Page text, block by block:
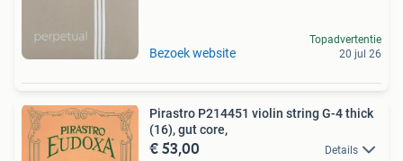
Bezoek website
Topadvertentie
20 jul 26
Pirastro P214451 violin string G-4 thick
(16), gut core,
€ 53,00 Details